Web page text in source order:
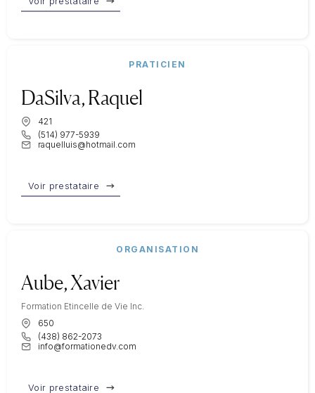
PRATICIEN
DaSilva, Raquel
421
(514) 977-5939
raquelluis@hotmail.com
Voir prestataire
ORGANISATION
Aube, Xavier
Formation Etincelle de Vie Inc.
650
(438) 862-2073
info@formationedv.com
Voir prestataire